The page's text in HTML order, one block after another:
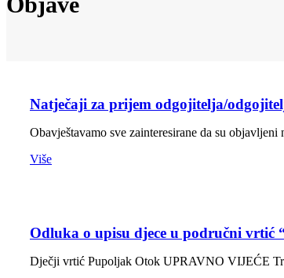
Natječaji za prijem odgojitelja/
Obavještavamo sve zainteresirane da su
Više
Odluka o upisu djece u područni vrtić
Dječji vrtić Pupoljak Otok UPRAVNO VIJEĆE